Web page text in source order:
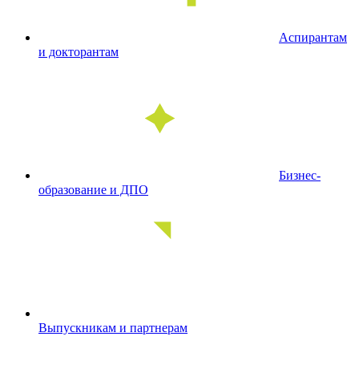
Аспирантам
и докторантам
Бизнес-
образование и ДПО
Выпускникам и партнерам